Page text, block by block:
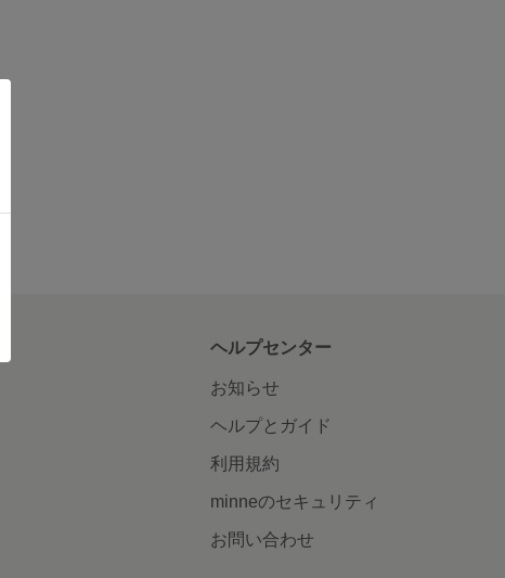
ヘルプセンター
お知らせ
ヘルプとガイド
利用規約
minneのセキュリティ
お問い合わせ